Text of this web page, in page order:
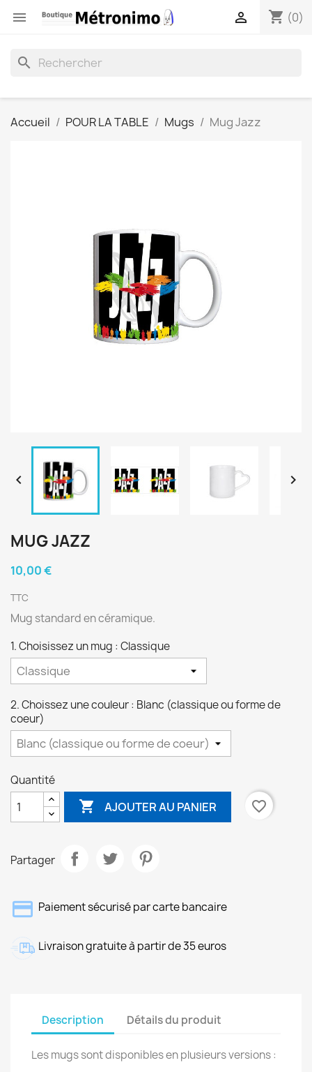
 shopping_cart (0)

search
Accueil POUR LA TABLE Mugs Mug Jazz
 
MUG JAZZ
10,00 €
TTC
Mug standard en céramique.
1. Choisissez un mug : Classique
2. Choissez une couleur : Blanc (classique ou forme de
coeur)
Quantité
 AJOUTER AU PANIER favorite_border
Partager
Paiement sécurisé par carte bancaire
Livraison gratuite à partir de 35 euros
Description Détails du produit
Les mugs sont disponibles en plusieurs versions :